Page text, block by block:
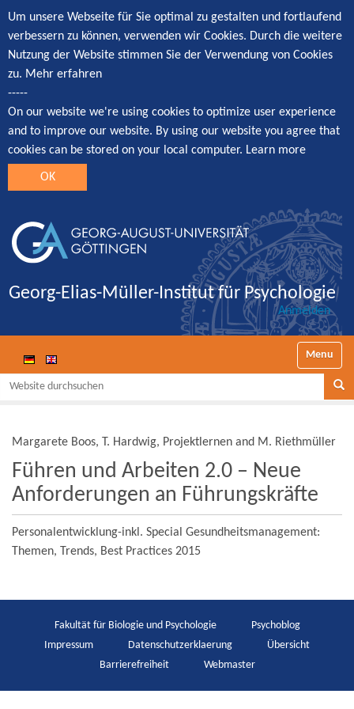
Um unsere Webseite für Sie optimal zu gestalten und fortlaufend
verbessern zu können, verwenden wir Cookies. Durch die weitere
Nutzung der Website stimmen Sie der Verwendung von Cookies
zu. Mehr erfahren
-----
On our website we're using cookies to optimize user experience
and to improve our website. By using our website you agree that
cookies can be stored on your local computer. Learn more
OK
Georg-Elias-Müller-Institut für Psychologie
Anmelden
Website durchsuchen
Margarete Boos, T. Hardwig, Projektlernen and M. Riethmüller
Führen und Arbeiten 2.0 – Neue
Anforderungen an Führungskräfte
Personalentwicklung-inkl. Special Gesundheitsmanagement:
Themen, Trends, Best Practices 2015
Fakultät für Biologie und Psychologie
Psychoblog
Impressum
Datenschutzerklaerung
Übersicht
Barrierefreiheit
Webmaster